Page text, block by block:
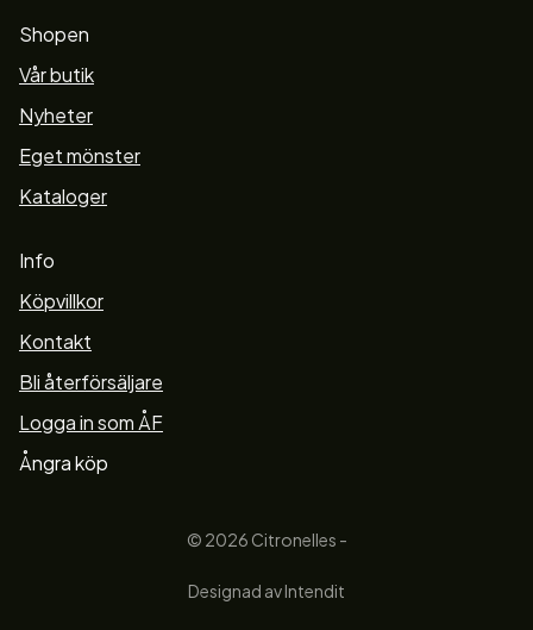
Shopen
Vår butik
Nyheter
Eget mönster
Kataloger
Info
Köpvillkor
Kontakt
Bli återförsäljare
Logga in som ÅF
Ångra köp
© 2026 Citronelles -
Designad av Intendit